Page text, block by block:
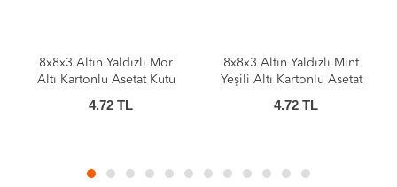
8x8x3 Altın Yaldızlı Mor
Altı Kartonlu Asetat Kutu
4.72TL
8x8x3 Altın Yaldızlı Mint
Yeşili Altı Kartonlu Asetat
4.72TL